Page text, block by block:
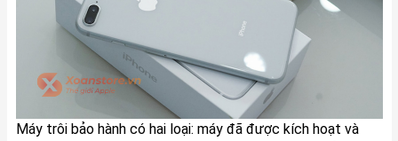
Máy trôi bảo hành có hai loại: máy đã được kích hoạt và